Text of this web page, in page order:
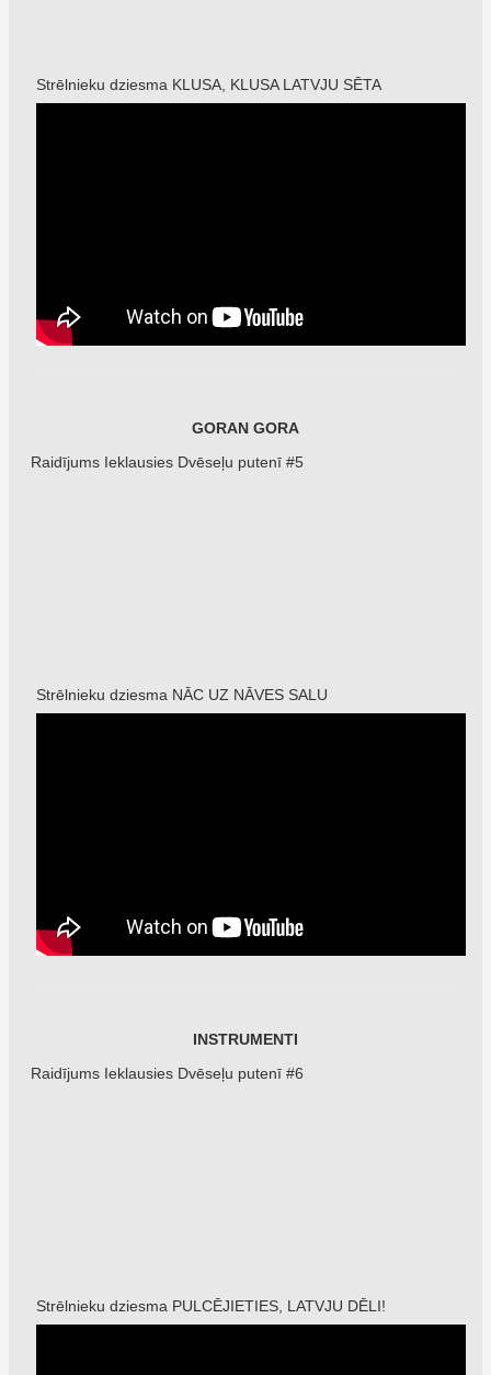
Strēlnieku dziesma KLUSA, KLUSA LATVJU SĒTA
GORAN GORA
Raidījums Ieklausies Dvēseļu putenī #5
Strēlnieku dziesma NĀC UZ NĀVES SALU
INSTRUMENTI
Raidījums Ieklausies Dvēseļu putenī #6
Strēlnieku dziesma PULCĒJIETIES, LATVJU DĒLI!